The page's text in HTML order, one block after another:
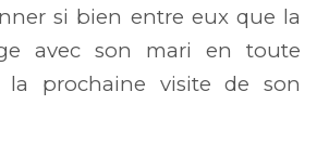
si bien entre eux que la
avec son mari en toute
la prochaine visite de son